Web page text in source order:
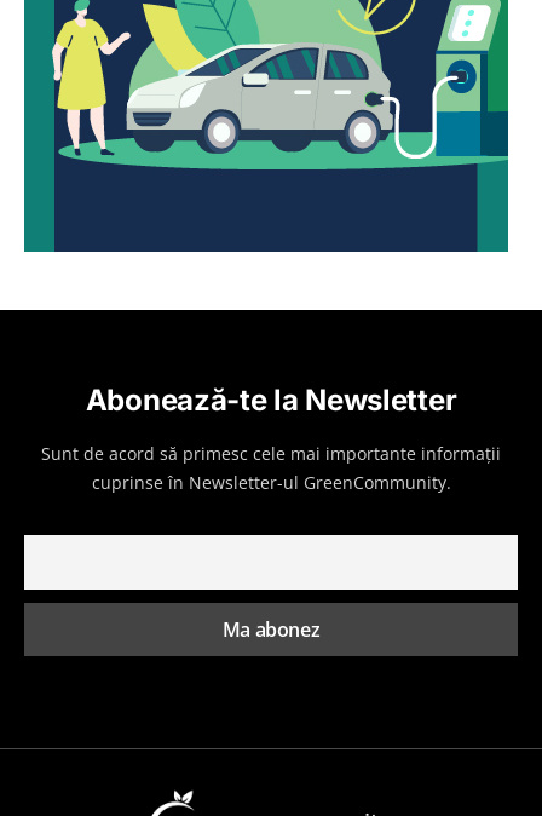
Abonează-te la Newsletter
Sunt de acord să primesc cele mai importante informații
cuprinse în Newsletter-ul GreenCommunity.